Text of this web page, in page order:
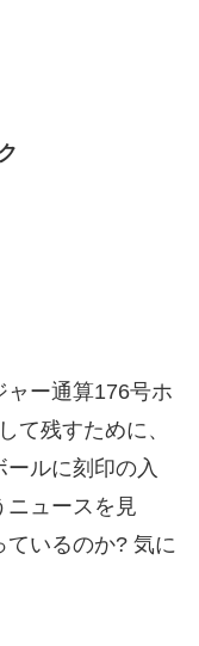
ャー通算176号ホ
て残すために、
ルに刻印の入
ニュースを見
ているのか? 気に